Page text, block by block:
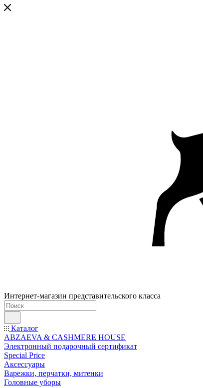
Интернет-магазин представительского класса
Каталог
ABZAEVA & CASHMERE HOUSE
Электронный подарочный сертификат
Special Price
Аксессуары
Варежки, перчатки, митенки
Головные уборы